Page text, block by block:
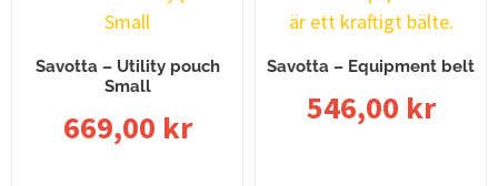
Savotta – Utility pouch
Small
669,00 kr
Savotta – Equipment belt
546,00 kr